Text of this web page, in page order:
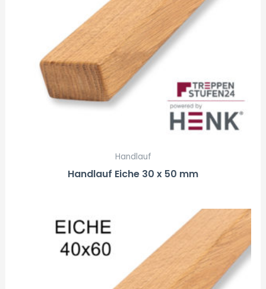
Handlauf
Handlauf Eiche 30 x 50 mm